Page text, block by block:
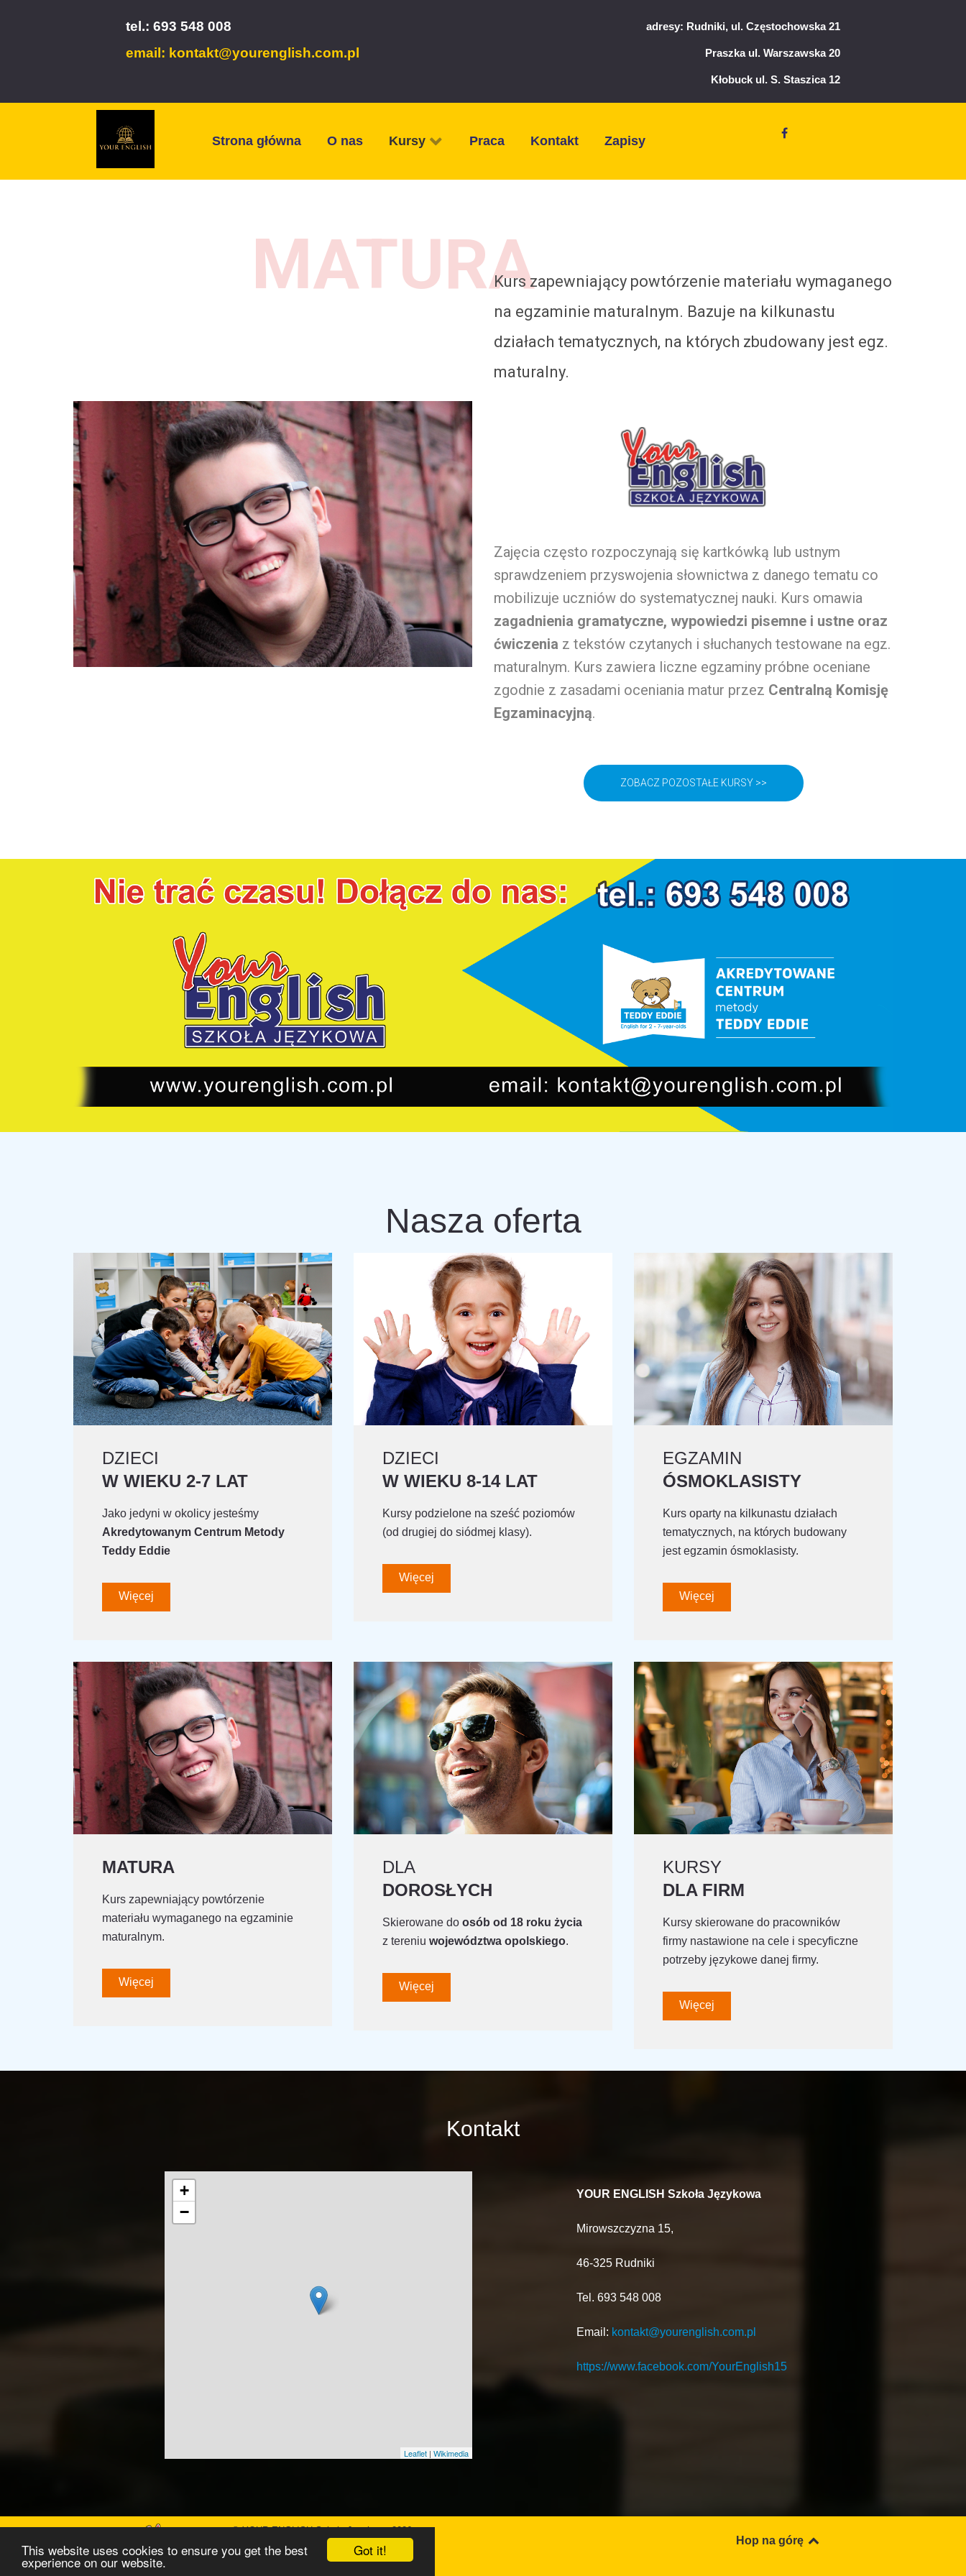
Got it!
This website uses cookies to ensure you get the best
experience on our website.
tel.: 693 548 008
email: kontakt@yourenglish.com.pl
adresy: Rudniki, ul. Częstochowska 21
Praszka ul. Warszawska 20
Kłobuck ul. S. Staszica 12
Strona główna O nas Kursy Praca Kontakt Zapisy
MATURAKurs zapewniający powtórzenie materiału wymaganego
na egzaminie maturalnym. Bazuje na kilkunastu
działach tematycznych, na których zbudowany jest egz.
maturalny.
Zajęcia często rozpoczynają się kartkówką lub ustnym
sprawdzeniem przyswojenia słownictwa z danego tematu co
mobilizuje uczniów do systematycznej nauki. Kurs omawia
zagadnienia gramatyczne, wypowiedzi pisemne i ustne oraz
ćwiczenia z tekstów czytanych i słuchanych testowane na egz.
maturalnym. Kurs zawiera liczne egzaminy próbne oceniane
zgodnie z zasadami oceniania matur przez Centralną Komisję
Egzaminacyjną.
ZOBACZ POZOSTAŁE KURSY >>
Nasza oferta
DZIECI
W WIEKU 2-7 LAT
Jako jedyni w okolicy jesteśmy
Akredytowanym Centrum Metody
Teddy Eddie
Więcej
DZIECI
W WIEKU 8-14 LAT
Kursy podzielone na sześć poziomów
(od drugiej do siódmej klasy).
Więcej
EGZAMIN
ÓSMOKLASISTY
Kurs oparty na kilkunastu działach
tematycznych, na których budowany
jest egzamin ósmoklasisty.
Więcej
MATURA
Kurs zapewniający powtórzenie
materiału wymaganego na egzaminie
maturalnym.
Więcej
DLA
DOROSŁYCH
Skierowane do osób od 18 roku życia
z tereniu województwa opolskiego.
Więcej
KURSY
DLA FIRM
Kursy skierowane do pracowników
firmy nastawione na cele i specyficzne
potrzeby językowe danej firmy.
Więcej
Kontakt
+
−
Leaflet | Wikimedia
YOUR ENGLISH Szkoła Językowa
Mirowszczyzna 15,
46-325 Rudniki
Tel. 693 548 008
Email: kontakt@yourenglish.com.pl
https://www.facebook.com/YourEnglish15
© YOUR ENGLISH Szkoła Językowa 2026
Hop na górę